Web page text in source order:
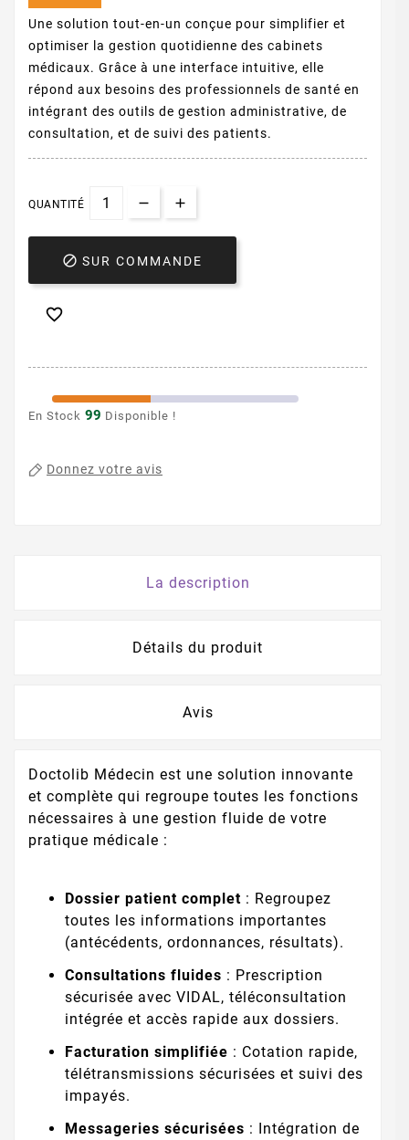
Une solution tout-en-un conçue pour simplifier et
optimiser la gestion quotidienne des cabinets
médicaux. Grâce à une interface intuitive, elle
répond aux besoins des professionnels de santé en
intégrant des outils de gestion administrative, de
consultation, et de suivi des patients.
QUANTITÉ
 SUR COMMANDE

En Stock 99 Disponible !
Donnez votre avis
La description
Détails du produit
Avis
Doctolib Médecin est une solution innovante
et complète qui regroupe toutes les fonctions
nécessaires à une gestion fluide de votre
pratique médicale :
Dossier patient complet : Regroupez
toutes les informations importantes
(antécédents, ordonnances, résultats).
Consultations fluides : Prescription
sécurisée avec VIDAL, téléconsultation
intégrée et accès rapide aux dossiers.
Facturation simplifiée : Cotation rapide,
télétransmissions sécurisées et suivi des
impayés.
Messageries sécurisées : Intégration de